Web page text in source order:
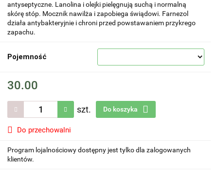
antyseptyczne. Lanolina i olejki pielęgnują suchą i normalną
skórę stóp. Mocznik nawilża i zapobiega świądowi. Farnezol
działa antybakteryjnie i chroni przed powstawaniem przykrego
zapachu.
Pojemność
30.00
szt. Do koszyka
Do przechowalni
Program lojalnościowy dostępny jest tylko dla zalogowanych
klientów.